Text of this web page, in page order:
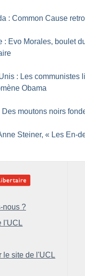
: Common Cause
: Evo Morales, boulet
: Les communistes
Obama
Des moutons noirs
Steiner, « Les En-
nous ?
l'UCL
le site de l'UCL